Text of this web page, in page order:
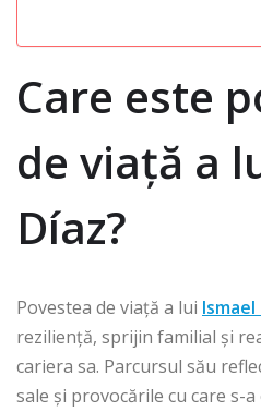
Care este
de viață a
Díaz?
Povestea de viață a lui Ismael
reziliență, sprijin familial și
cariera sa. Parcursul său
sale și provocările cu care s-